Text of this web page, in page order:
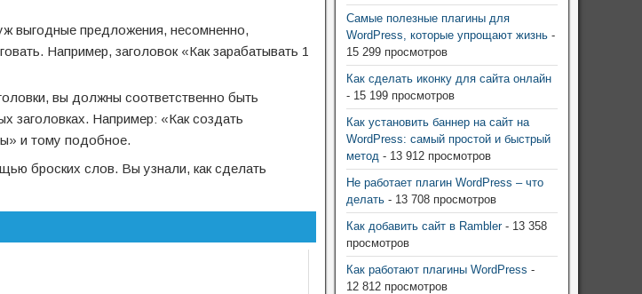
выгодные предложения, несомненно,
Например, заголовок «Как зарабатывать 1
вы должны соответственно быть
заголовках. Например: «Как создать
и тому подобное.
броских слов. Вы узнали, как сделать
Самые полезные плагины для
WordPress, которые упрощают жизнь -
15 299 просмотров
Как сделать иконку для сайта онлайн
- 15 199 просмотров
Как установить баннер на сайт на
WordPress: самый простой и быстрый
метод - 13 912 просмотров
Не работает плагин WordPress – что
делать - 13 708 просмотров
Как добавить сайт в Rambler- 13 358
просмотров
Как работают плагины WordPress -
12 812 просмотров